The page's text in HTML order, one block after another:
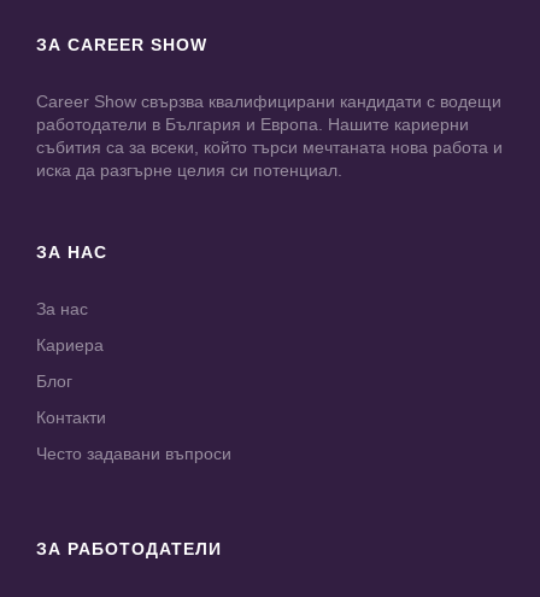
ЗА CAREER SHOW
Career Show свързва квалифицирани кандидати с водещи
работодатели в България и Европа. Нашите кариерни
събития са за всеки, който търси мечтаната нова работа и
иска да разгърне целия си потенциал.
ЗА НАС
За нас
Кариера
Блог
Контакти
Често задавани въпроси
ЗА РАБОТОДАТЕЛИ